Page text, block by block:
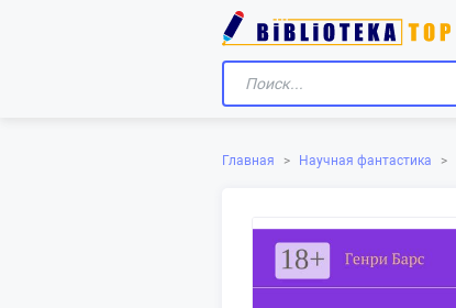
Главная > Научная фантастика >